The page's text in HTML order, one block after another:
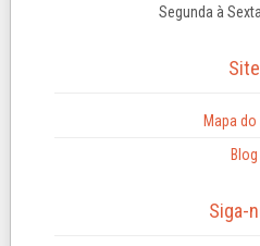
Segunda à
Site
Mapa do
Blog
Siga-